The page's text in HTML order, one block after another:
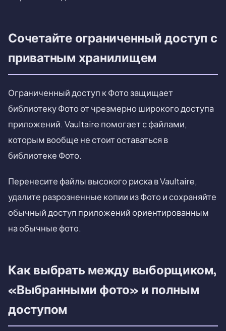
Сочетайте ограниченный доступ с
приватным хранилищем
Ограниченный доступ к Фото защищает
библиотеку Фото от чрезмерно широкого доступа
приложений. Vaultaire помогает с файлами,
которым вообще не стоит оставаться в
библиотеке Фото.
Перенесите файлы высокого риска в Vaultaire,
удалите разрозненные копии из Фото и сохраняйте
обычный доступ приложений ориентированным
на обычные фото.
Как выбрать между выборщиком,
«Выбранными фото» и полным
доступом